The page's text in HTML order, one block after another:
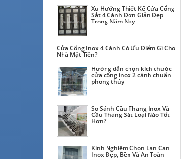
Xu Hướng Thiết Kế Cửa Cổng
Sắt 4 Cánh Đơn Giản Đẹp
Trong Năm Nay
Cửa Cổng Inox 4 Cánh Có Ưu Điểm Gì Cho
Nhà Mặt Tiền?
Hướng dẫn chọn kích thước
cửa cổng inox 2 cánh chuẩn
phong thủy
So Sánh Cầu Thang Inox Và
Cầu Thang Sắt Loại Nào Tốt
Hơn?
Kinh Nghiệm Chọn Lan Can
Inox Đẹp, Bền Và An Toàn